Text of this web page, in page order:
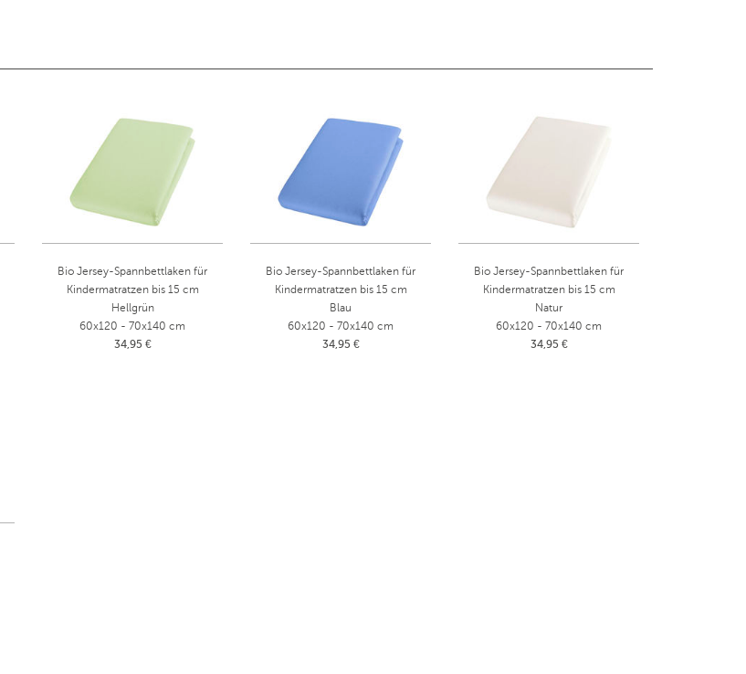
Bio Jersey-Spannbettlaken für
Kindermatratzen bis 15 cm
Hellgrün
60x120 - 70x140 cm
34,95 €
Bio Jersey-Spannbettlaken für
Kindermatratzen bis 15 cm
Blau
60x120 - 70x140 cm
34,95 €
Bio Jersey-Spannbettlaken für
Kindermatratzen bis 15 cm
Natur
60x120 - 70x140 cm
34,95 €